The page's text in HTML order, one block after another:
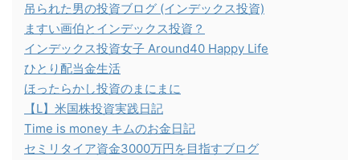
吊られた男の投資ブログ (インデックス投資)
ますい画伯とインデックス投資？
インデックス投資女子 Around40 Happy Life
ひとり配当金生活
ほったらかし投資のまにまに
【L】米国株投資実践日記
Time is money キムのお金日記
セミリタイア資金3000万円を目指すブログ